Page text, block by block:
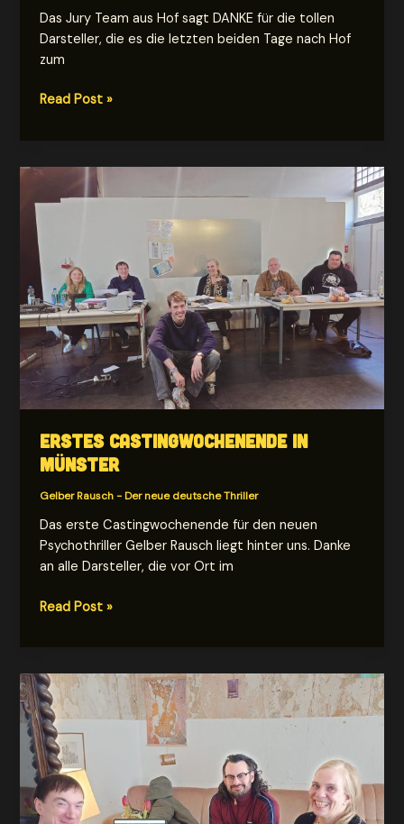
Das Jury Team aus Hof sagt DANKE für die tollen
Darsteller, die es die letzten beiden Tage nach Hof
zum
Casting
Read Post »
Erstes Castingwochenende in
Münster
Gelber Rausch - Der neue deutsche Thriller
Das erste Castingwochenende für den neuen
Psychothriller Gelber Rausch liegt hinter uns. Danke
an alle Darsteller, die vor Ort im
Erstes
Read Post »